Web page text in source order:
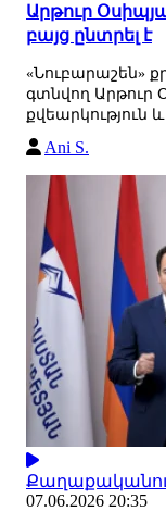
Արթուր
բայց ընտրել է
«Նուբարաշեն»
գտնվող Արթուր
քվեարկություն
Ani S.
07.06.2026 20:35